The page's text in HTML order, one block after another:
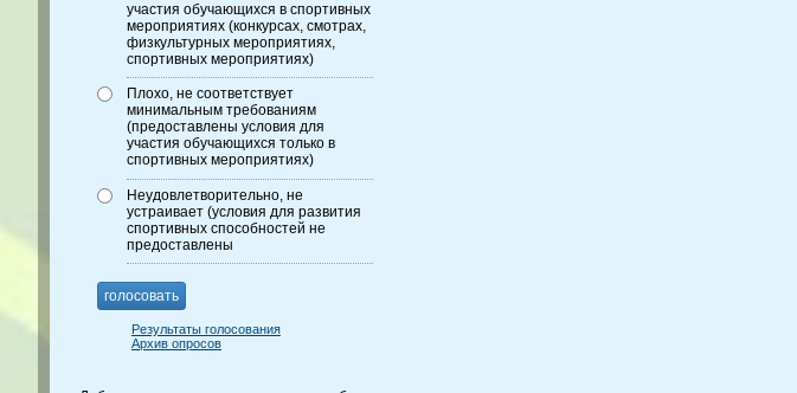
участия обучающихся в спортивных
мероприятиях (конкурсах, смотрах,
физкультурных мероприятиях,
спортивных мероприятиях)
Плохо, не соответствует
минимальным требованиям
(предоставлены условия для
участия обучающихся только в
спортивных мероприятиях)
Неудовлетворительно, не
устраивает (условия для развития
спортивных способностей не
предоставлены
голосовать
Результаты голосования
Архив опросов